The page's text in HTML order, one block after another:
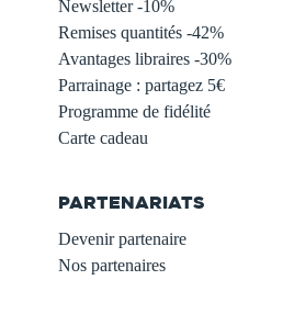
Newsletter -10%
Remises quantités -42%
Avantages libraires -30%
Parrainage : partagez 5€
Programme de fidélité
Carte cadeau
PARTENARIATS
Devenir partenaire
Nos partenaires